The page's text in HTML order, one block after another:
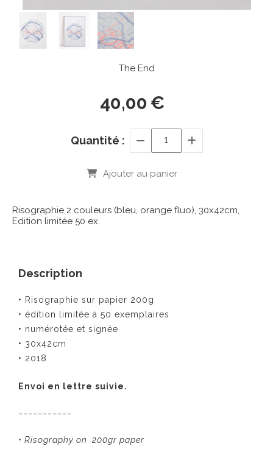
The End
40,00 €
Quantité :
Ajouter au panier
Risographie 2 couleurs (bleu, orange fluo), 30x42cm,
Edition limitée 50 ex.
Description
• Risographie sur papier 200g
• édition limitée à 50 exemplaires
• numérotée et signée
• 30x42cm
• 2018
Envoi en lettre suivie.
• Risography on 200gr paper